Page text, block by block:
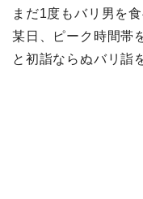
まだ1度もバリ男を
某日、ピーク時間帯
と初詣ならぬバリ詣